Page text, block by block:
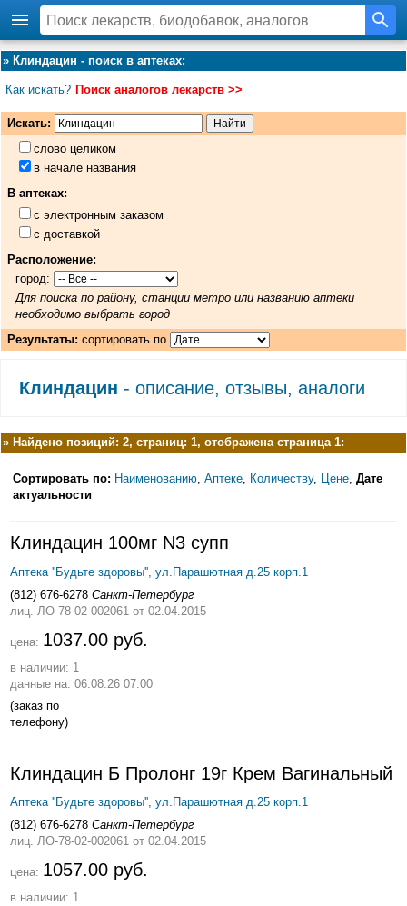
» Клиндацин - поиск в аптеках:
Как искать? Поиск аналогов лекарств >>
Искать:
слово целиком
в начале названия
В аптеках:
с электронным заказом
с доставкой
Расположение:
город:
Для поиска по району, станции метро или названию аптеки
необходимо выбрать город
Результаты: сортировать по
Клиндацин - описание, отзывы, аналоги
» Найдено позиций: 2, страниц: 1, отображена страница 1:
Сортировать по: Наименованию Аптеке Количеству, Цене Дате
актуальности
Клиндацин 100мг N3 супп
Аптека ''Будьте здоровы'', ул.Парашютная д.25 корп.1
(812) 676-6278 Санкт-Петербург
лиц. ЛО-78-02-002061 от 02.04.2015
цена: 1037.00 руб.
в наличии: 1
данные на: 06.08.26 07:00
(заказ по
телефону)
Клиндацин Б Пролонг 19г Крем Вагинальный
Аптека ''Будьте здоровы'', ул.Парашютная д.25 корп.1
(812) 676-6278 Санкт-Петербург
лиц. ЛО-78-02-002061 от 02.04.2015
цена: 1057.00 руб.
в наличии: 1